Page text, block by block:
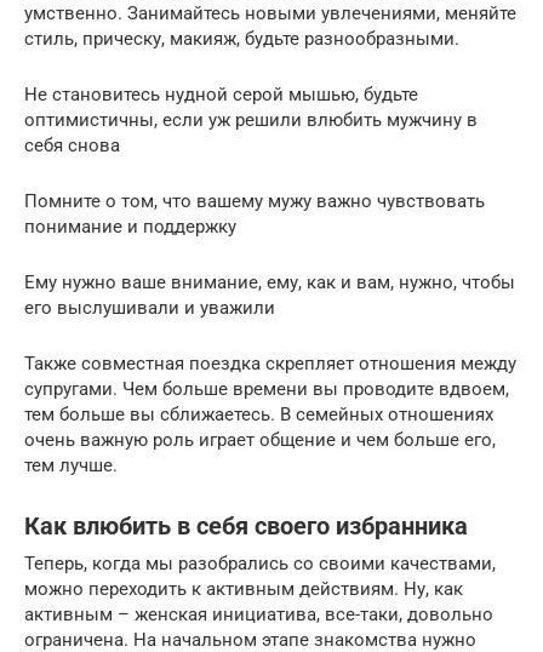
умственно. Занимайтесь новыми увлечениями, меняйте
стиль, прическу, макияж, будьте разнообразными.
Не становитесь нудной серой мышью, будьте
оптимистичны, если уж решили влюбить мужчину в
себя снова
Помните о том, что вашему мужу важно чувствовать
понимание и поддержку
Ему нужно ваше внимание, ему, как и вам, нужно, чтобы
его выслушивали и уважили
Также совместная поездка скрепляет отношения между
супругами. Чем больше времени вы проводите вдвоем,
тем больше вы сближаетесь. В семейных отношениях
очень важную роль играет общение и чем больше его,
тем лучше.
Как влюбить в себя своего избранника
Теперь, когда мы разобрались со своими качествами,
можно переходить к активным действиям. Ну, как
активным – женская инициатива, все-таки, довольно
ограничена. На начальном этапе знакомства нужно